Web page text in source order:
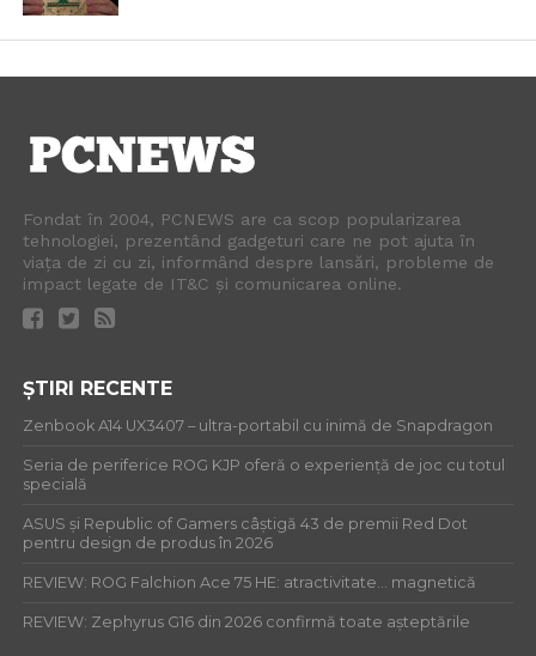
Fondat în 2004, PCNEWS are ca scop popularizarea
tehnologiei, prezentând gadgeturi care ne pot ajuta în
viața de zi cu zi, informând despre lansări, probleme de
impact legate de IT&C și comunicarea online.
ȘTIRI RECENTE
Zenbook A14 UX3407 – ultra-portabil cu inimă de Snapdragon
Seria de periferice ROG KJP oferă o experiență de joc cu totul
specială
ASUS și Republic of Gamers câștigă 43 de premii Red Dot
pentru design de produs în 2026
REVIEW: ROG Falchion Ace 75 HE: atractivitate… magnetică
REVIEW: Zephyrus G16 din 2026 confirmă toate așteptările